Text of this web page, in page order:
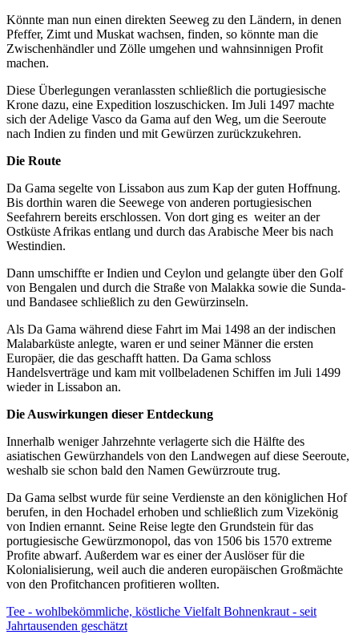
Könnte man nun einen direkten Seeweg zu den Ländern, in denen
Pfeffer, Zimt und Muskat wachsen, finden, so könnte man die
Zwischenhändler und Zölle umgehen und wahnsinnigen Profit
machen.
Diese Überlegungen veranlassten schließlich die portugiesische
Krone dazu, eine Expedition loszuschicken. Im Juli 1497 machte
sich der Adelige Vasco da Gama auf den Weg, um die Seeroute
nach Indien zu finden und mit Gewürzen zurückzukehren.
Die Route
Da Gama segelte von Lissabon aus zum Kap der guten Hoffnung.
Bis dorthin waren die Seewege von anderen portugiesischen
Seefahrern bereits erschlossen. Von dort ging es weiter an der
Ostküste Afrikas entlang und durch das Arabische Meer bis nach
Westindien.
Dann umschiffte er Indien und Ceylon und gelangte über den Golf
von Bengalen und durch die Straße von Malakka sowie die Sunda-
und Bandasee schließlich zu den Gewürzinseln.
Als Da Gama während diese Fahrt im Mai 1498 an der indischen
Malabarküste anlegte, waren er und seiner Männer die ersten
Europäer, die das geschafft hatten. Da Gama schloss
Handelsverträge und kam mit vollbeladenen Schiffen im Juli 1499
wieder in Lissabon an.
Die Auswirkungen dieser Entdeckung
Innerhalb weniger Jahrzehnte verlagerte sich die Hälfte des
asiatischen Gewürzhandels von den Landwegen auf diese Seeroute,
weshalb sie schon bald den Namen Gewürzroute trug.
Da Gama selbst wurde für seine Verdienste an den königlichen Hof
berufen, in den Hochadel erhoben und schließlich zum Vizekönig
von Indien ernannt. Seine Reise legte den Grundstein für das
portugiesische Gewürzmonopol, das von 1506 bis 1570 extreme
Profite abwarf. Außerdem war es einer der Auslöser für die
Kolonialisierung, weil auch die anderen europäischen Großmächte
von den Profitchancen profitieren wollten.
Tee - wohlbekömmliche, köstliche Vielfalt Bohnenkraut - seit
Jahrtausenden geschätzt